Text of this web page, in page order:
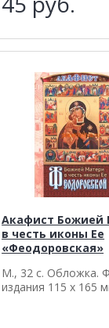
Акафист Божией
в честь иконы Ее
«Феодоровская»
М., 32 с. Обложка.
издания 115 х 165